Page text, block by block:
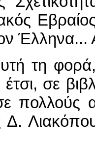
Έλληνα...
τη
έτσι, σε
πολλούς
Δ.